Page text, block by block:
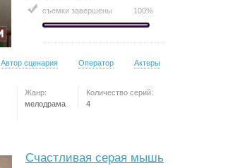
съемки завершены 100%
Автор сценария Оператор Актеры
Жанр:
мелодрама
Количество серий:
4
Счастливая серая мышь